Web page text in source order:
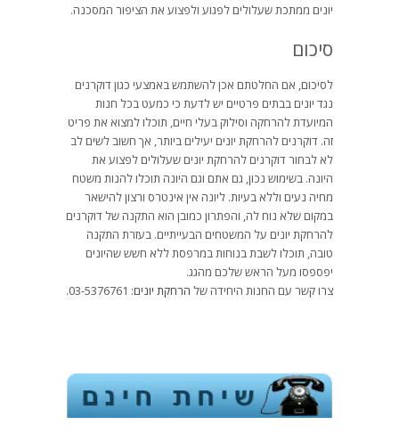
יונים ממתכת שעלולים לפגוע ולפצוע את הציפור המסכנה.
סיכום
לסיכום, אם החלטתם אכן להשתמש באמצעי כגון דוקרנים
נגד יונים בבתים פרטיים יש לדעת כי כמעט בכל חנות
המיועדת להרחקה וסילוק בעלי חיים, תוכלו למצוא את פריט
זה. דוקרנים להרחקת יונים יעילים ביותר, אך חשוב לשים לב
לא לבחור דוקרנים להרחקת יונים שעלולים לפצוע את
היונה. בשימוש נכון, גם אתם וגם היונה תוכלו להנות משטח
מחיה נעים וללא בעיות. ליונה אין אינטרס ורצון להישאר
במקום שלא נוח לה, והפתרון כמובן הוא התקנה של דוקרנים
להרחקת יונים על המשטחים הבעייתיים. בעזרת התקנה
טובה, תוכלו לשבת בנוחות במרפסת ללא חשש שהיונים
יפספסו מעל הראש שלכם מהגג.
צרו קשר עם החנות היחידה של הרחקת יונים: 03-5376761.